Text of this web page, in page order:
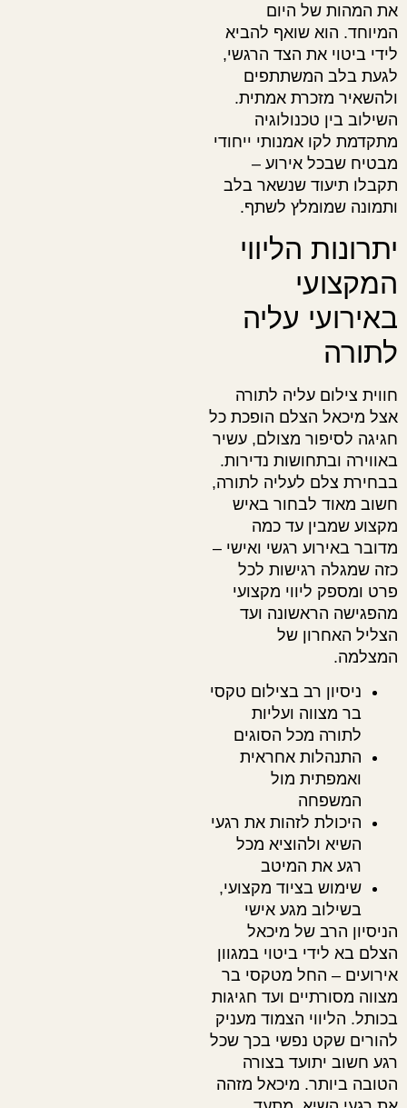
את המהות של היום
המיוחד. הוא שואף להביא
לידי ביטוי את הצד הרגשי,
לגעת בלב המשתתפים
ולהשאיר מזכרת אמתית.
השילוב בין טכנולוגיה
מתקדמת לקו אמנותי ייחודי
מבטיח שבכל אירוע –
תקבלו תיעוד שנשאר בלב
ותמונה שמומלץ לשתף.
יתרונות הליווי
המקצועי
באירועי עליה
לתורה
חווית צילום עליה לתורה
אצל מיכאל הצלם הופכת כל
חגיגה לסיפור מצולם, עשיר
באווירה ובתחושות נדירות.
בבחירת צלם לעליה לתורה,
חשוב מאוד לבחור באיש
מקצוע שמבין עד כמה
מדובר באירוע רגשי ואישי –
כזה שמגלה רגישות לכל
פרט ומספק ליווי מקצועי
מהפגישה הראשונה ועד
הצליל האחרון של
המצלמה.
ניסיון רב בצילום טקסי
בר מצווה ועליות
לתורה מכל הסוגים
התנהלות אחראית
ואמפתית מול
המשפחה
היכולת לזהות את רגעי
השיא ולהוציא מכל
רגע את המיטב
שימוש בציוד מקצועי,
בשילוב מגע אישי
הניסיון הרב של מיכאל
הצלם בא לידי ביטוי במגוון
אירועים – החל מטקסי בר
מצווה מסורתיים ועד חגיגות
בכותל. הליווי הצמוד מעניק
להורים שקט נפשי בכך שכל
רגע חשוב יתועד בצורה
הטובה ביותר. מיכאל מזהה